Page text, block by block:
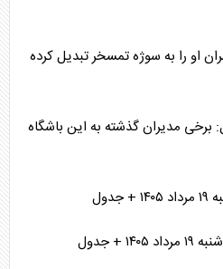
او را به سوژه تمسخر تبدیل کرده
مدیران گذشته به این باشگاه
جدول